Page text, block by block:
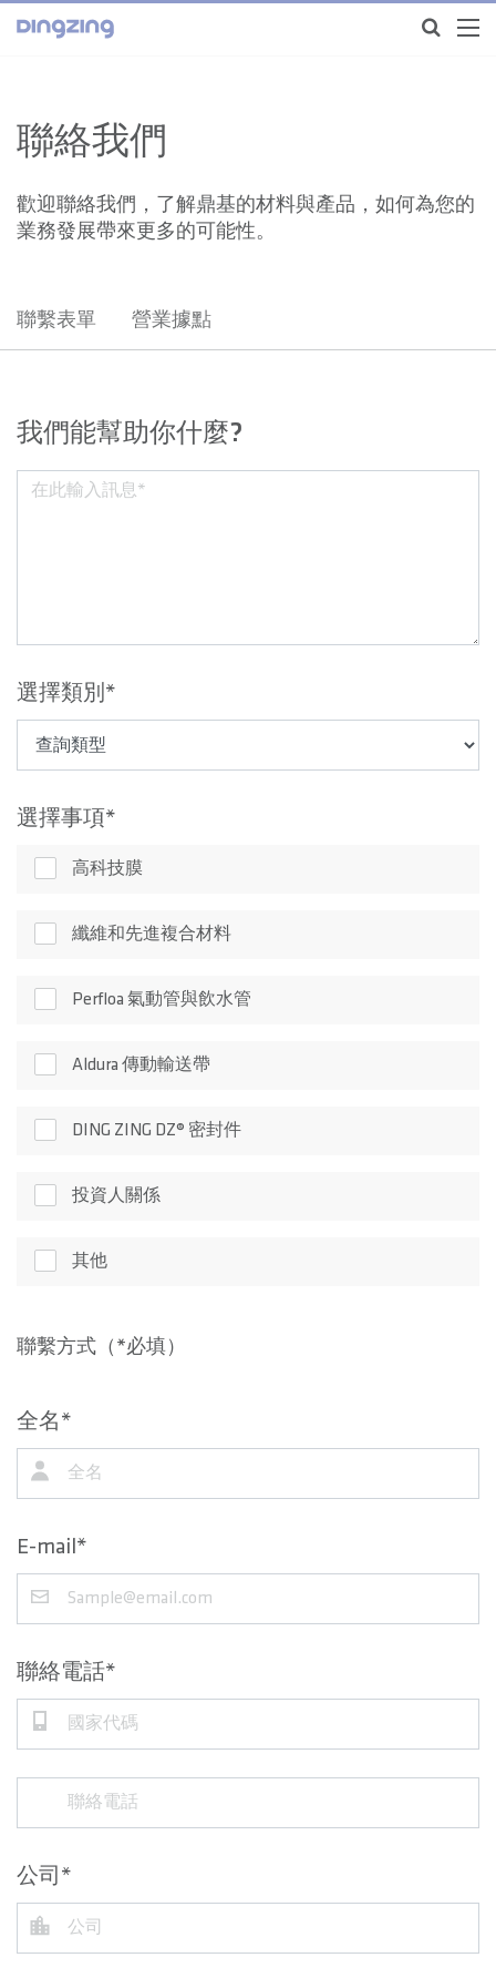
聯絡我們
歡迎聯絡我們，了解鼎基的材料與產品，如何為您的
業務發展帶來更多的可能性。
聯繫表單 營業據點
我們能幫助你什麼?
選擇類別
選擇事項
高科技膜
纖維和先進複合材料
Perfloa 氣動管與飲水管
Aldura 傳動輸送帶
DING ZING DZ® 密封件
投資人關係
其他
聯繫方式（*必填）
全名
E-mail
聯絡電話
公司